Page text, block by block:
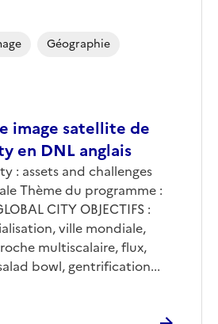
image satellite de
en DNL anglais
: assets and challenges
Thème du programme :
CITY OBJECTIFS :
ville mondiale,
multiscalaire, flux,
bowl, gentrification...
Géographie